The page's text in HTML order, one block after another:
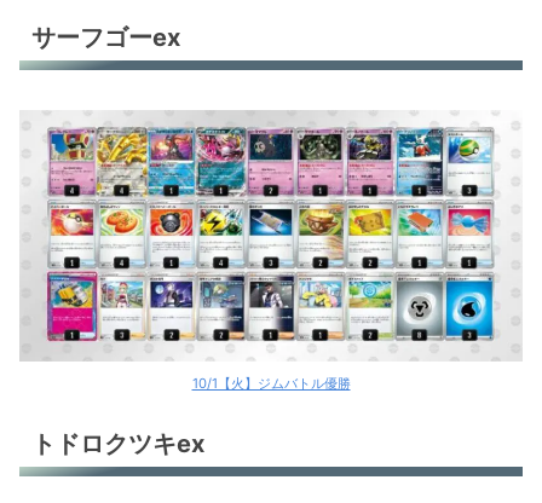
サーフゴーex
10/1【火】ジムバトル優勝
トドロクツキex